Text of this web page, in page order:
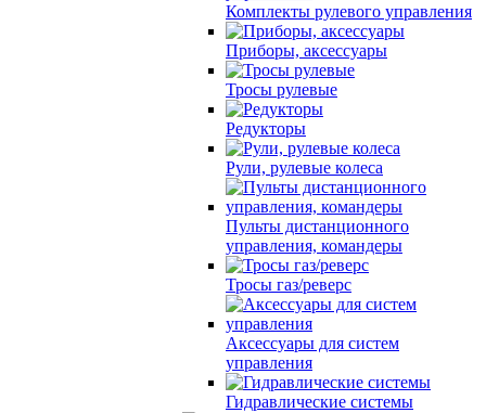
Комплекты рулевого управления
Приборы, аксессуары
Тросы рулевые
Редукторы
Рули, рулевые колеса
Пульты дистанционного
управления, командеры
Тросы газ/реверс
Аксессуары для систем
управления
Гидравлические системы